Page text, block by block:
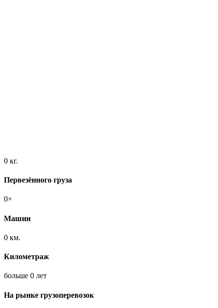
0 кг.
Первезённого груза
0+
Машин
0 км.
Километраж
больше 0 лет
На рынке грузоперевозок